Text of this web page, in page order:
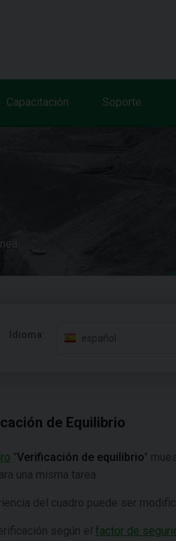
Capacitación Soporte
Idioma: español
de Equilibrio
"Verificación de equilibrio"
una misma tarea.
del cuadro puede ser
según el factor de